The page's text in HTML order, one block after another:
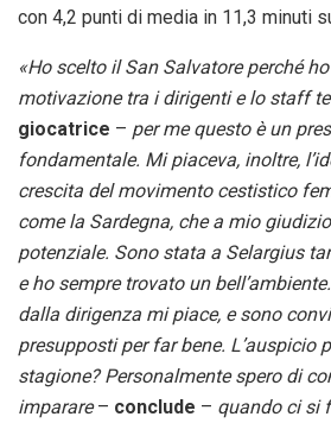
con 4,2 punti di media in 11,3 minuti
«Ho scelto il San Salvatore perché
motivazione tra i dirigenti e lo staff
giocatrice – per me questo è un
fondamentale. Mi piaceva, inoltre,
crescita del movimento cestistico
come la Sardegna, che a mio
potenziale. Sono stata a Selargius
e ho sempre trovato un
dalla dirigenza mi piace, e sono
presupposti per far bene. L’auspicio
stagione? Personalmente spero di
imparare– conclude – quando ci si